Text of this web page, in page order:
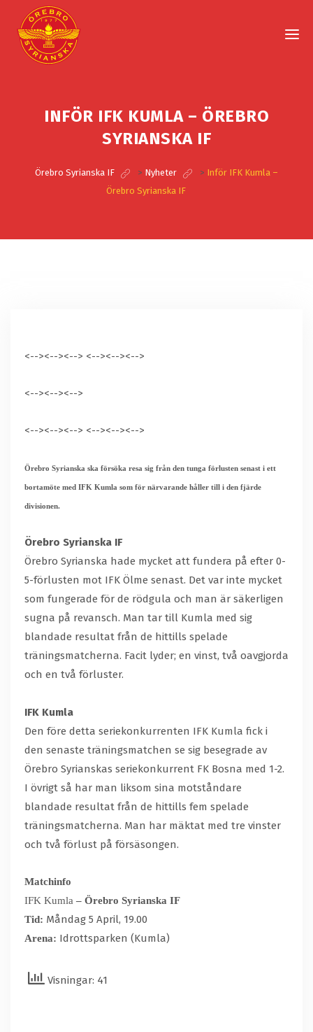
INFÖR IFK KUMLA – ÖREBRO
SYRIANSKA IF
Örebro Syrianska IF > Nyheter > Inför IFK Kumla –
Örebro Syrianska IF
<--><--><--> <--><--><-->
<--><--><-->
<--><--><--> <--><--><-->
Örebro Syrianska ska försöka resa sig från den tunga förlusten senast i ett
bortamöte med IFK Kumla som för närvarande håller till i den fjärde
divisionen.
Örebro Syrianska IF
Örebro Syrianska hade mycket att fundera på efter 0-
5-förlusten mot IFK Ölme senast. Det var inte mycket
som fungerade för de rödgula och man är säkerligen
sugna på revansch. Man tar till Kumla med sig
blandade resultat från de hittills spelade
träningsmatcherna. Facit lyder; en vinst, två oavgjorda
och en två förluster.
IFK Kumla
Den före detta seriekonkurrenten IFK Kumla fick i
den senaste träningsmatchen se sig besegrade av
Örebro Syrianskas seriekonkurrent FK Bosna med 1-2.
I övrigt så har man liksom sina motståndare
blandade resultat från de hittills fem spelade
träningsmatcherna. Man har mäktat med tre vinster
och två förlust på försäsongen.
Matchinfo
IFK Kumla – Örebro Syrianska IF
Tid: Måndag 5 April, 19.00
Arena: Idrottsparken (Kumla)
Visningar: 41